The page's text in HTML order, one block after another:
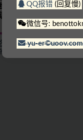
爸巫老师剑桥
课
剑桥
QQ报错 (回复慢)
微信号:
yu-